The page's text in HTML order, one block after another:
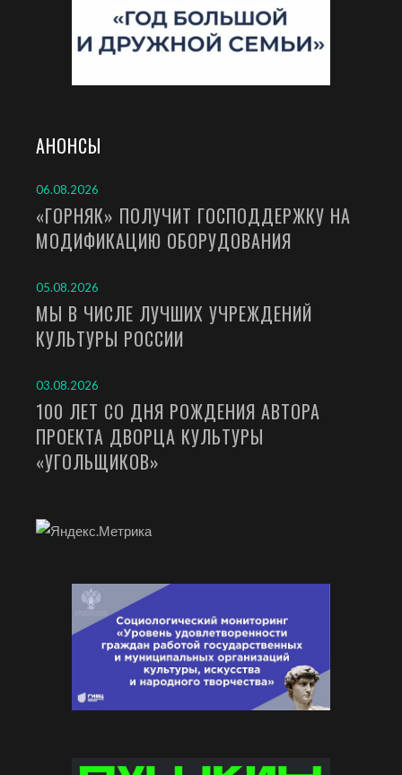
АНОНСЫ
06.08.2026
«ГОРНЯК» ПОЛУЧИТ ГОСПОДДЕРЖКУ НА
МОДИФИКАЦИЮ ОБОРУДОВАНИЯ
05.08.2026
МЫ В ЧИСЛЕ ЛУЧШИХ УЧРЕЖДЕНИЙ
КУЛЬТУРЫ РОССИИ
03.08.2026
100 ЛЕТ СО ДНЯ РОЖДЕНИЯ АВТОРА
ПРОЕКТА ДВОРЦА КУЛЬТУРЫ
«УГОЛЬЩИКОВ»